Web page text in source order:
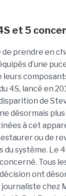
et 5
de prendre en
d’une
4S, lancé en
de
désormais
à cet
ou de
du système. Le
Tous
ont
journaliste chez